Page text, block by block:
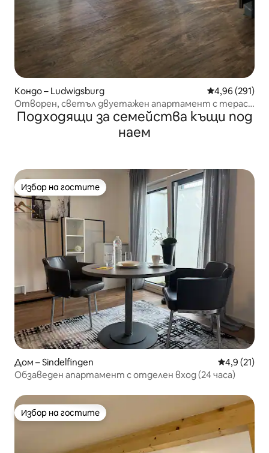
Кондо – Ludwigsburg Средна
4,96 (291)
Отворен, светъл двуетажен апартамент с тераса
(10P)
Подходящи за семейства къщи под
наем
Избор на гостите
Избор на гостите
Дом – Sindelfingen Средна
4,9 (21)
Обзаведен апартамент с отделен вход (24 часа)
Избор на гостите
Избор на гостите